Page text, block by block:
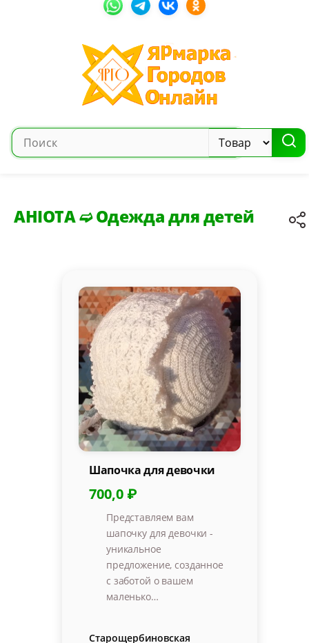
AHIOTA ➫ Одежда для детей
Шапочка для девочки
700,0 ₽
Представляем вам
шапочку для девочки -
уникальное
предложение, созданное
с заботой о вашем
маленько…
Старощербиновская